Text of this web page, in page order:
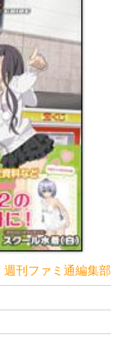
週刊ファミ通編集部